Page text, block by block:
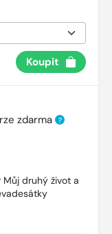
Koupit
zdarma ?
Můj druhý život a